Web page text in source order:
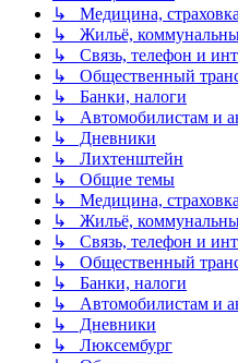
↳ Медицина, страховка
↳ Жильё,
↳ Связь, телефон и
↳ Общественный
↳ Банки, налоги
↳ Автомобилистам и
↳ Дневники
↳ Лихтенштейн
↳ Общие темы
↳ Медицина, страховка
↳ Жильё,
↳ Связь, телефон и
↳ Общественный
↳ Банки, налоги
↳ Автомобилистам и
↳ Дневники
↳ Люксембург